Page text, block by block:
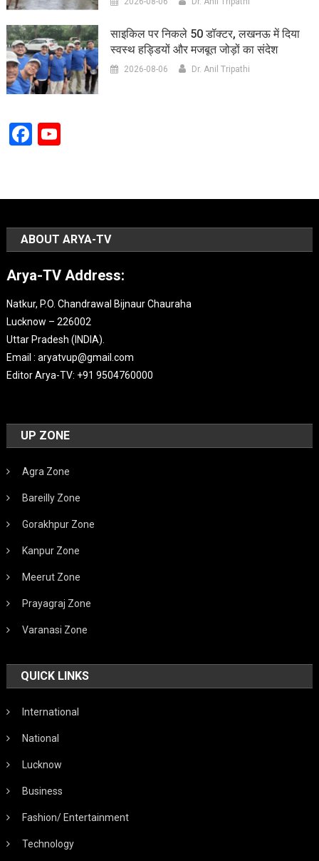
साइकिल पर निकले 50 डॉक्टर, लखनऊ में दिया
स्वस्थ हड्डियों और मजबूत जोड़ों का संदेश
2026-08-06 Dr. Anil Tripathi
Facebook
YouTube
ABOUT ARYA-TV
Arya-TV Address:
Natkur, P.O. Chandrawal Bijnaur Chauraha
Lucknow – 226002
Uttar Pradesh (INDIA).
Email : aryatvup@gmail.com
Editor Arya-TV: +91 9504760000
UP ZONE
Agra Zone
Bareilly Zone
Gorakhpur Zone
Kanpur Zone
Meerut Zone
Prayagraj Zone
Varanasi Zone
QUICK LINKS
International
National
Lucknow
Business
Fashion/ Entertainment
Technology